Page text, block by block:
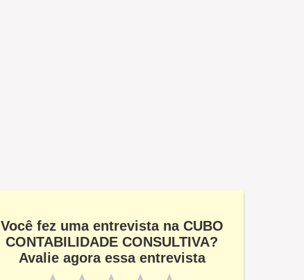
Você fez uma entrevista na CUBO
CONTABILIDADE CONSULTIVA?
Avalie agora essa entrevista